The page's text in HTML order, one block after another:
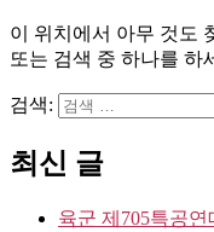
이 위치에서 아무 것도
또는 검색 중 하나를 하
검색:
최신 글
육군 제705특공